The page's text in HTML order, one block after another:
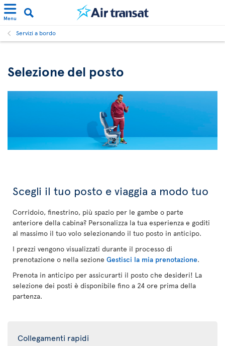
Menu
Servizi a bordo
Selezione del posto
Scegli il tuo posto e viaggia a modo tuo
Corridoio, finestrino, più spazio per le gambe o parte
anteriore della cabina? Personalizza la tua esperienza e goditi
al massimo il tuo volo selezionando il tuo posto in anticipo.
I prezzi vengono visualizzati durante il processo di
prenotazione o nella sezione Gestisci la mia prenotazione.
Prenota in anticipo per assicurarti il posto che desideri! La
selezione dei posti è disponibile fino a 24 ore prima della
partenza.
Collegamenti rapidi